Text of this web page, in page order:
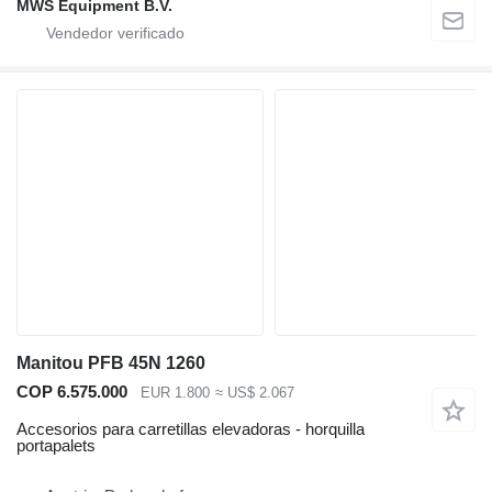
MWS Equipment B.V.
Manitou PFB 45N 1260
COP 6.575.000
EUR 1.800 ≈ US$ 2.067
Accesorios para carretillas elevadoras - horquilla
portapalets